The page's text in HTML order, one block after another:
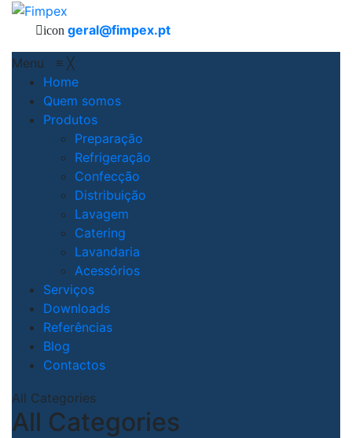
icon geral@fimpex.pt
Menu ≡ ╳
Home
Quem somos
Produtos
Preparação
Refrigeração
Confecção
Distribuição
Lavagem
Catering
Lavandaria
Acessórios
Serviços
Downloads
Referências
Blog
Contactos
All Categories
All Categories